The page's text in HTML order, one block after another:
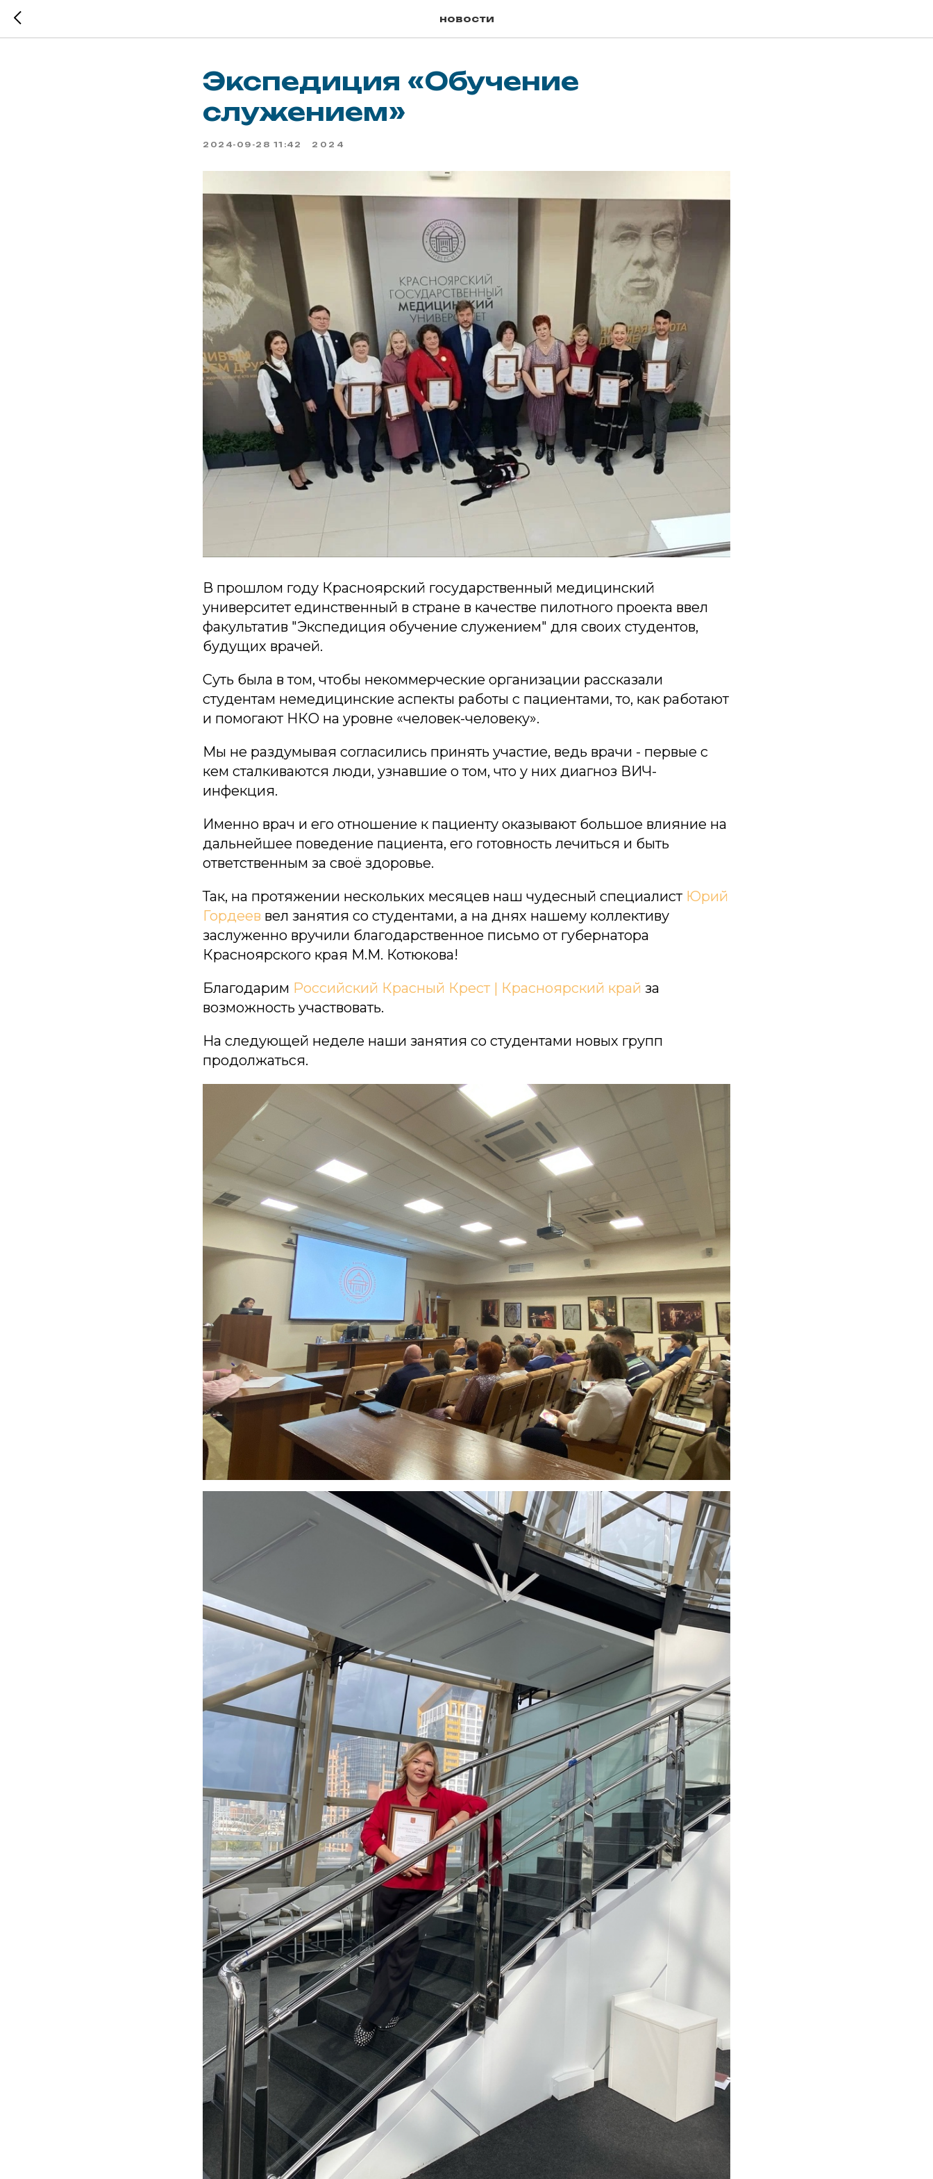
новости
Экспедиция «Обучение
служением»
2024-09-28 11:42 2024
В прошлом году Красноярский государственный медицинский
университет единственный в стране в качестве пилотного проекта ввел
факультатив "Экспедиция обучение служением" для своих студентов,
будущих врачей.
Суть была в том, чтобы некоммерческие организации рассказали
студентам немедицинские аспекты работы с пациентами, то, как работают
и помогают НКО на уровне «человек-человеку».
Мы не раздумывая согласились принять участие, ведь врачи - первые с
кем сталкиваются люди, узнавшие о том, что у них диагноз ВИЧ-
инфекция.
Именно врач и его отношение к пациенту оказывают большое влияние на
дальнейшее поведение пациента, его готовность лечиться и быть
ответственным за своё здоровье.
Так, на протяжении нескольких месяцев наш чудесный специалист Юрий
Гордеев вел занятия со студентами, а на днях нашему коллективу
заслуженно вручили благодарственное письмо от губернатора
Красноярского края М.М. Котюкова!
Благодарим Российский Красный Крест | Красноярский край за
возможность участвовать.
На следующей неделе наши занятия со студентами новых групп
продолжаться.